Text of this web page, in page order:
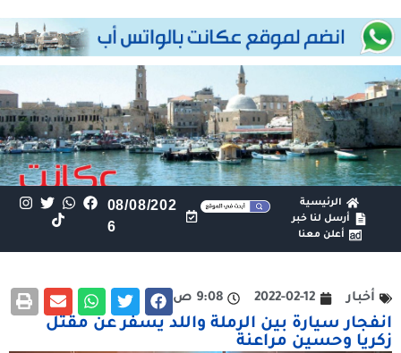
الرئيسية
أرسل لنا خبر
أعلن معنا
08/08/202
6
أخبار 2022-02-12 9:08 ص
انفجار سيارة بين الرملة واللد يسفر عن مقتل
زكريا وحسين مراعنة